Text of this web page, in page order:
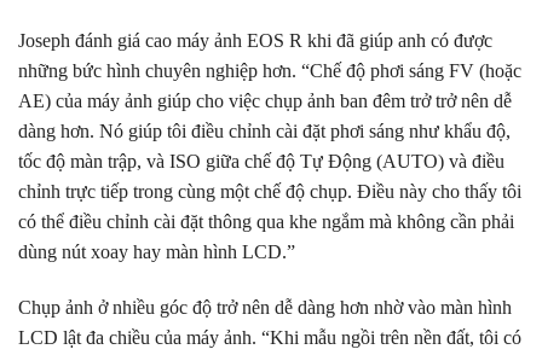
Joseph đánh giá cao máy ảnh EOS R khi đã giúp anh có được
những bức hình chuyên nghiệp hơn. “Chế độ phơi sáng FV (hoặc
AE) của máy ảnh giúp cho việc chụp ảnh ban đêm trở trở nên dễ
dàng hơn. Nó giúp tôi điều chỉnh cài đặt phơi sáng như khẩu độ,
tốc độ màn trập, và ISO giữa chế độ Tự Động (AUTO) và điều
chỉnh trực tiếp trong cùng một chế độ chụp. Điều này cho thấy tôi
có thể điều chỉnh cài đặt thông qua khe ngắm mà không cần phải
dùng nút xoay hay màn hình LCD.”
Chụp ảnh ở nhiều góc độ trở nên dễ dàng hơn nhờ vào màn hình
LCD lật đa chiều của máy ảnh. “Khi mẫu ngồi trên nền đất, tôi có